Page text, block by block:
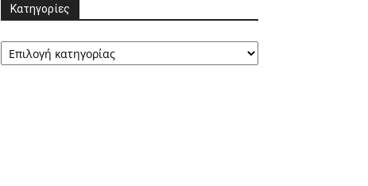
Κατηγορίες
Κατηγορίες